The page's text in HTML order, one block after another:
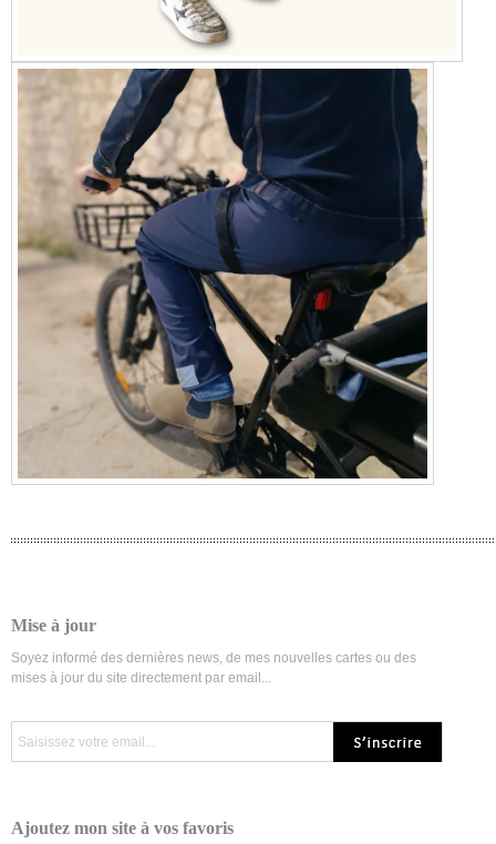
Mise à jour
Soyez informé des dernières news, de mes nouvelles cartes ou des
mises à jour du site directement par email...
Ajoutez mon site à vos favoris